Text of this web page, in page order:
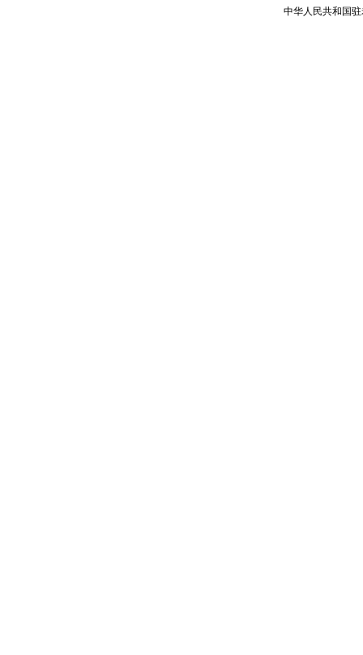
中华人民共和国